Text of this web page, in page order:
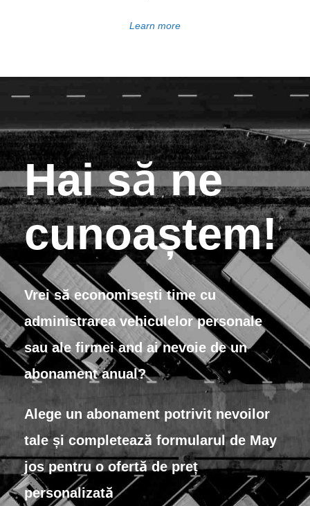
Learn more
Hai să ne
cunoaștem!
Vreisă economisești time cu
administrarea vehiculelor personale
sauale firmeiand ainevoie de un
abonament anual?
Alege un abonament potrivit nevoilor
tale și completează formularul de May
jos pentru o ofertă de preț
personalizată